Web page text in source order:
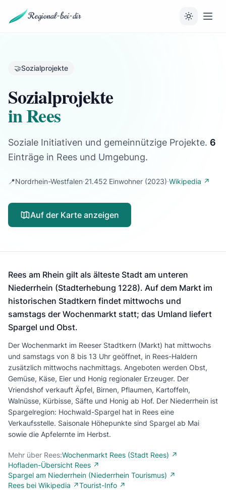
Regional-bei-dir
🤝Sozialprojekte
Sozialprojekte
in Rees
Soziale Initiativen und gemeinnützige Projekte. 6
Einträge in Rees und Umgebung.
📍Nordrhein-Westfalen·21.452 Einwohner (2023)·Wikipedia ↗
Auf der Karte anzeigen
Rees am Rhein gilt als älteste Stadt am unteren
Niederrhein (Stadterhebung 1228). Auf dem Markt im
historischen Stadtkern findet mittwochs und
samstags der Wochenmarkt statt; das Umland liefert
Spargel und Obst.
Der Wochenmarkt im Reeser Stadtkern (Markt) hat mittwochs
und samstags von 8 bis 13 Uhr geöffnet, in Rees-Haldern
zusätzlich mittwochs nachmittags. Angeboten werden Obst,
Gemüse, Käse, Eier und Honig regionaler Erzeuger. Der
Vriendshof verkauft Äpfel, Birnen, Pflaumen, Kartoffeln,
Walnüsse, Kürbisse, Säfte und Honig ab Hof. Der Niederrhein ist
Spargelregion: Hochwald-Spargel hat in Rees eine
Verkaufsstelle. Saisonale Höhepunkte sind Spargel ab Mai
sowie die Apfelernte im Herbst.
Mehr über Rees:Wochenmarkt Rees (Stadt Rees) ↗
Hofladen-Übersicht Rees ↗
Spargel am Niederrhein (Niederrhein Tourismus) ↗
Rees bei Wikipedia ↗Tourist-Info ↗